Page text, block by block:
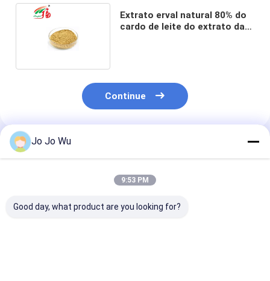
Extrato erval natural 80% do
cardo de leite do extrato da
Continue
Produtos Recomendados
Jo Jo Wu
9:53 PM
Good day, what product are you looking for?